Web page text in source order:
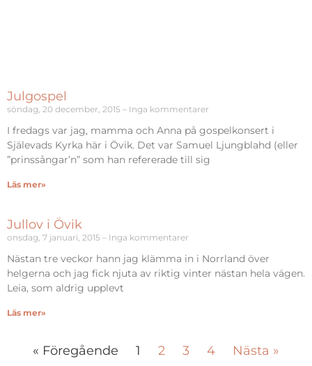
Julgospel
söndag, 20 december, 2015 Inga kommentarer
I fredags var jag, mamma och Anna på gospelkonsert i
Själevads Kyrka här i Övik. Det var Samuel Ljungblahd (eller
”prinssångar’n” som han refererade till sig
Läs mer»
Jullov i Övik
onsdag, 7 januari, 2015 Inga kommentarer
Nästan tre veckor hann jag klämma in i Norrland över
helgerna och jag fick njuta av riktig vinter nästan hela vägen.
Leia, som aldrig upplevt
Läs mer»
« Föregående 1 2 3 4 Nästa »